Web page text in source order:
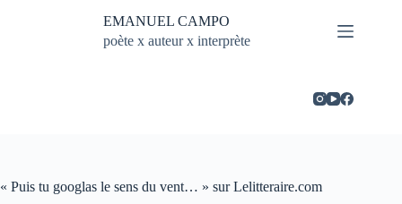
EMANUEL CAMPO
poète x auteur x interprète
« Puis tu googlas le sens du vent… » sur Lelitteraire.com